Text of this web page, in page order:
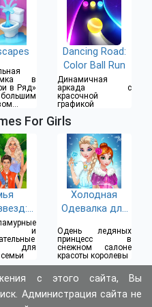
в
в Ряд»
Dancing Road:
Color Ball Run
Динамичная
аркада с
красочной
графикой
For Girls
и
для
Холодная
Одевалка для
Одень ледяных
принцесс в
снежном салоне
красоты королевы
с этого сайта, Вы
Администрация сайта не